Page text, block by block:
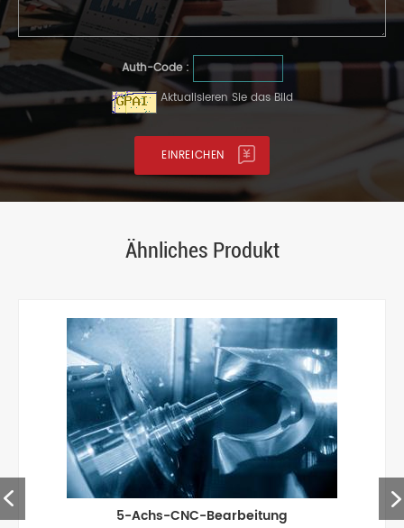
Auth-Code :
Aktualisieren Sie das Bild
Ähnliches Produkt
5-Achs-CNC-Bearbeitung